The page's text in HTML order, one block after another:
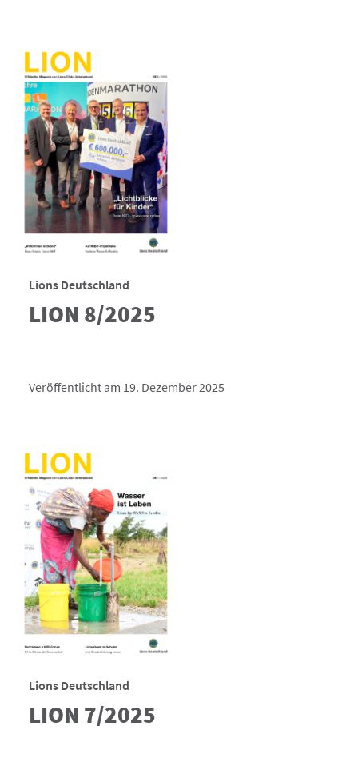
Lions Deutschland
LION 8/2025
Veröffentlicht am 19. Dezember 2025
Lions Deutschland
LION 7/2025